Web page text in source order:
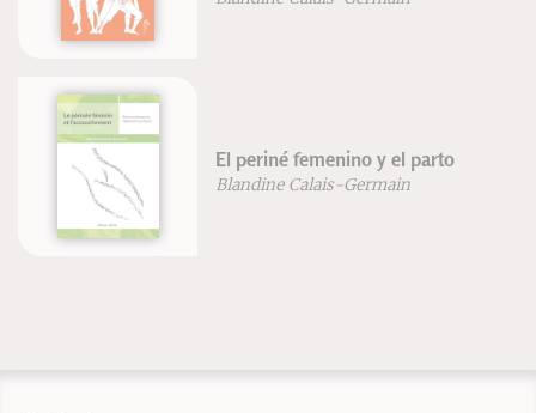
El periné femenino y el parto
Blandine Calais-Germain